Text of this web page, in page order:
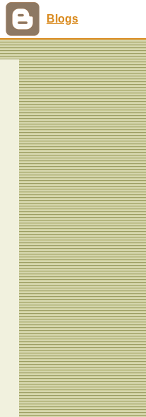
Blogs